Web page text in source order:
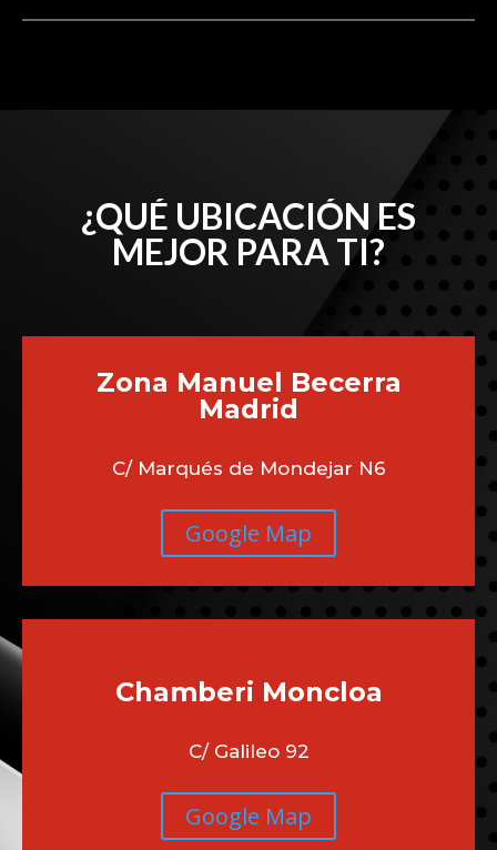
¿QUÉ UBICACIÓN ES
MEJOR PARA TI?
Zona Manuel Becerra
Madrid
C/ Marqués de Mondejar N6
Google Map
Chamberi Moncloa
C/ Galileo 92
Google Map